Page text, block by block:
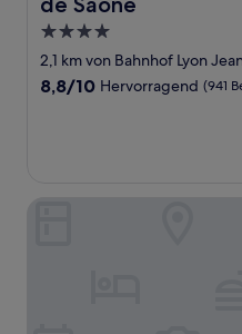
4.0-
Sterne-
Unterkunft
2,1 km von Bahnhof Lyon
8.8
8,8/10 Hervorragend (941